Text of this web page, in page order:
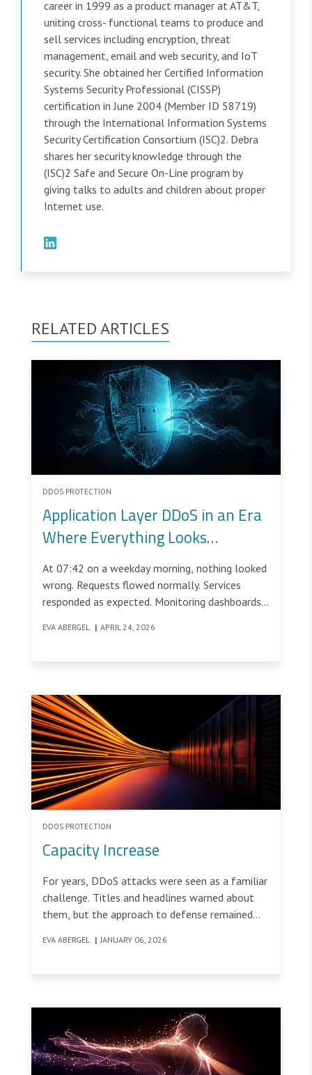
career in 1999 as a product manager at AT&T,
uniting cross- functional teams to produce and
sell services including encryption, threat
management, email and web security, and IoT
security. She obtained her Certified Information
Systems Security Professional (CISSP)
certification in June 2004 (Member ID 58719)
through the International Information Systems
Security Certification Consortium (ISC)2. Debra
shares her security knowledge through the
(ISC)2 Safe and Secure On-Line program by
giving talks to adults and children about proper
Internet use.
RELATED ARTICLES
DDOS PROTECTION
Application Layer DDoS in an Era
Where Everything Looks
Legitimate
At 07:42 on a weekday morning, nothing looked
wrong. Requests flowed normally. Services
responded as expected. Monitoring dashboards
financial service supporting several million
EVA ABERGEL | APRIL 24, 2026
DDOS PROTECTION
Capacity Increase
For years, DDoS attacks were seen as a familiar
challenge. Titles and headlines warned about
them, but the approach to defense remained
EVA ABERGEL | JANUARY 06, 2026